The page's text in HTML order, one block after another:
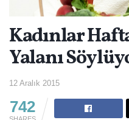
Kadınlar
Yalanı
12 Aralık 2015
742